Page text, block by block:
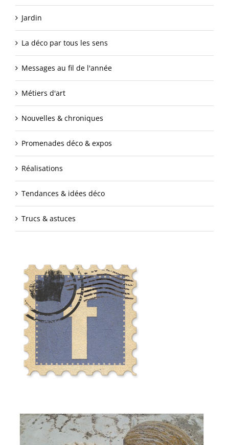
Jardin
La déco par tous les sens
Messages au fil de l'année
Métiers d'art
Nouvelles & chroniques
Promenades déco & expos
Réalisations
Tendances & idées déco
Trucs & astuces